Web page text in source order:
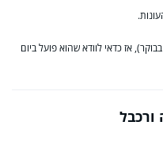
אז כדאי לוודא שהוא פועל ביום
ורכבל